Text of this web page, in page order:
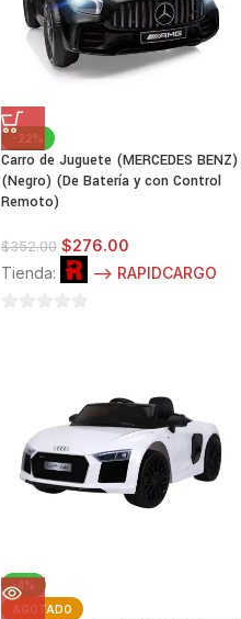
-22%
Carro de Juguete (MERCEDES BENZ)
(Negro) (De Batería y con Control
Remoto)
$352.00 $276.00
Tienda:
--> RAPIDCARGO
-4%
AGOTADO